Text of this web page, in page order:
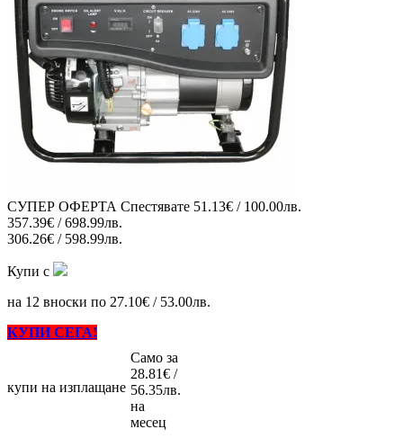
СУПЕР ОФЕРТА Спестявате 51.13€ / 100.00лв.
357.39€ / 698.99лв.
306.26€ / 598.99лв.
Купи с
на 12 вноски по 27.10€ / 53.00лв.
КУПИ СЕГА!
купи на изплащане
Само за
28.81€ /
56.35лв.
на
месец